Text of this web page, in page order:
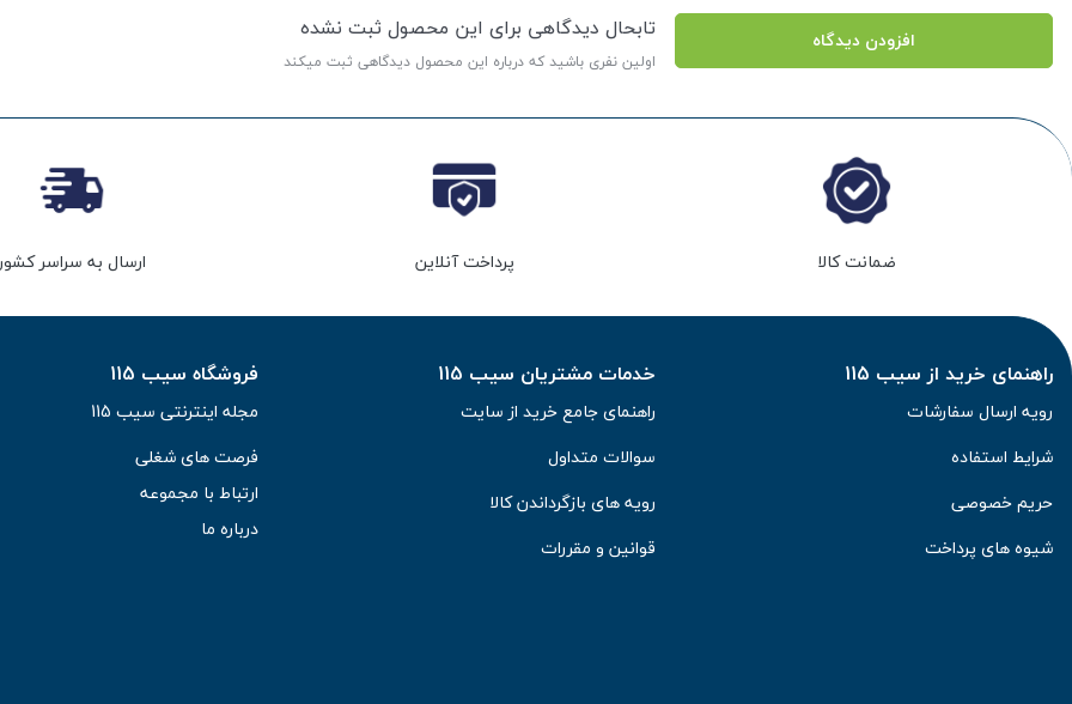
افزودن دیدگاه تابحال دیدگاهی برای این محصول ثبت نشده
اولین نفری باشید که درباره این محصول دیدگاهی ثبت میکند
ضمانت کالا پرداخت آنلاین ارسال به سراسر
راهنمای خرید از سیب 115
رویه ارسال سفارشات
شرایط استفاده
حریم خصوصی
شیوه های پرداخت
خدمات مشتریان سیب 115
راهنمای جامع خرید از سایت
سوالات متداول
رویه های بازگرداندن کالا
قوانین و مقررات
فروشگاه سیب 115
مجله اینترنتی سیب 115
فرصت های شغلی
ارتباط با مجموعه
درباره ما